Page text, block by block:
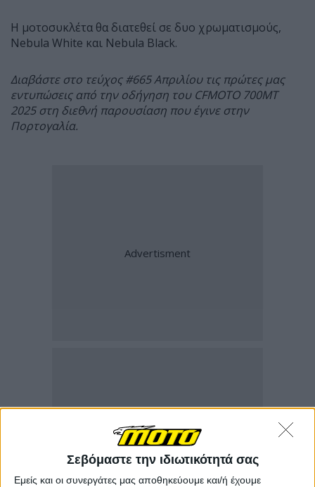
Σεβόμαστε την ιδιωτικότητά σας
Εμείς και οι συνεργάτες μας αποθηκεύουμε και/ή έχουμε
Η μοτοσυκλέτα θα διατεθεί σε δυο χρωματισμούς,
Nebula White και Nebula Black.
Διαβάστε στο τεύχος #665 Απριλίου τις πρώτες μας
εντυπώσεις από την οδήγηση του CFMOTO 700MT
2025 στη διεθνή παρουσίαση που έγινε στην
Πορτογαλία.